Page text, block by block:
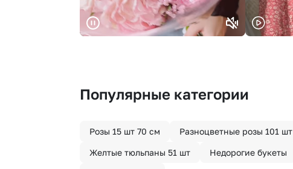
Популярные категории
Розы 15 шт 70 см Разноцветные розы 101 шт
Желтые тюльпаны 51 шт Недорогие букеты